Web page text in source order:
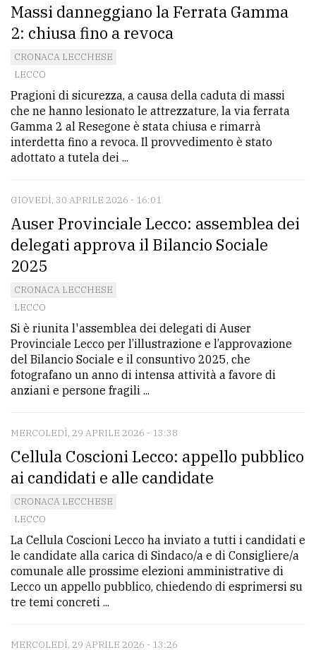
Massi danneggiano la Ferrata Gamma
2: chiusa fino a revoca
CRONACA LECCHESE
LECCO
Pragioni di sicurezza, a causa della caduta di massi
che ne hanno lesionato le attrezzature, la via ferrata
Gamma 2 al Resegone è stata chiusa e rimarrà
interdetta fino a revoca. Il provvedimento è stato
adottato a tutela dei ...
GIOVEDÌ, 30 APRILE 2026 - 16:01
Auser Provinciale Lecco: assemblea dei
delegati approva il Bilancio Sociale
2025
CRONACA LECCHESE
LECCO
Si è riunita l'assemblea dei delegati di Auser
Provinciale Lecco per l’illustrazione e l’approvazione
del Bilancio Sociale e il consuntivo 2025, che
fotografano un anno di intensa attività a favore di
anziani e persone fragili ...
MERCOLEDÌ, 29 APRILE 2026 - 13:38
Cellula Coscioni Lecco: appello pubblico
ai candidati e alle candidate
CRONACA LECCHESE
LECCO
La Cellula Coscioni Lecco ha inviato a tutti i candidati e
le candidate alla carica di Sindaco/a e di Consigliere/a
comunale alle prossime elezioni amministrative di
Lecco un appello pubblico, chiedendo di esprimersi su
tre temi concreti ...
MERCOLEDÌ, 29 APRILE 2026 - 13:26